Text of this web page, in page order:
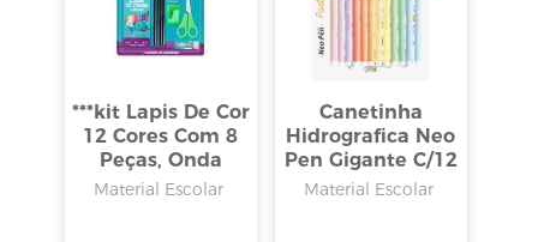
***kit Lapis De Cor
12 Cores Com 8
Peças, Onda
Material Escolar
Canetinha
Hidrografica Neo
Pen Gigante C/12
Cores Pasteis
Material Escolar